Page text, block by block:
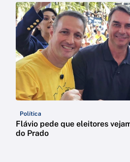
Política
Flávio pede que eleitores
do Prado